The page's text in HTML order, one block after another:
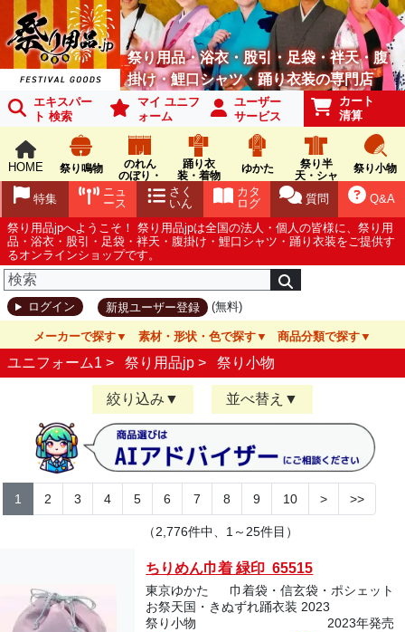
祭り用品・浴衣・股引・足袋・袢天・腹
掛け・鯉口シャツ・踊り衣装の専門店
エキスパー
ト 検索
マイ ユニフ
ォーム
ユーザー
サービス
カート
清算
HOME 祭り鳴物
のれん
のぼり・
踊り衣
装・着物
ゆかた
祭り半
天・シャ
祭り小物
Q&A
質問
カタ
ログ
さく
いん
ニュ
ース
特集
祭り用品jpへようこそ！ 祭り用品jpは全国の法人・個人の皆様に、祭り用
品・浴衣・股引・足袋・袢天・腹掛け・鯉口シャツ・踊り衣装をご提供す
るオンラインショップです。
ログイン 新規ユーザー登録 (無料)
メーカーで探す 素材・形状・色で探す 商品分類で探す
ユニフォーム1 > 祭り用品jp > 祭り小物
絞り込み 並べ替え
1 2 3 4 5 6 7 8 9 10 > >>
（2,776件中、1～25件目）
ちりめん巾着 緑印 65515
東京ゆかた
巾着袋・信玄袋・ポシェット
お祭天国・きぬずれ踊衣装 2023
祭り小物
2023年発売